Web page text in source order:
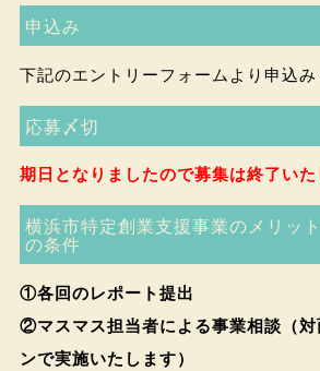
申込み
下記のエントリーフォームより申込み
応募〆切
期日となりましたので募集は終了いた
横浜市特定創業支援事業のメリッ
の条件
①各回のレポート提出
②マスマス担当者による事業相談（対
ンで実施いたします）